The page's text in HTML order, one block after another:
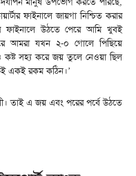
ফাইনালে জায়গা নিশ্চিত করার
ফাইনালে উঠতে পেরে আমি খুবই
আমরা যখন ২-০ গোলে পিছিয়ে
সহ্য করে জয় তুলে নেওয়া ছিল
একই রকম কঠিন।’
তাই এ জয় এবং পরের পর্বে উঠতে